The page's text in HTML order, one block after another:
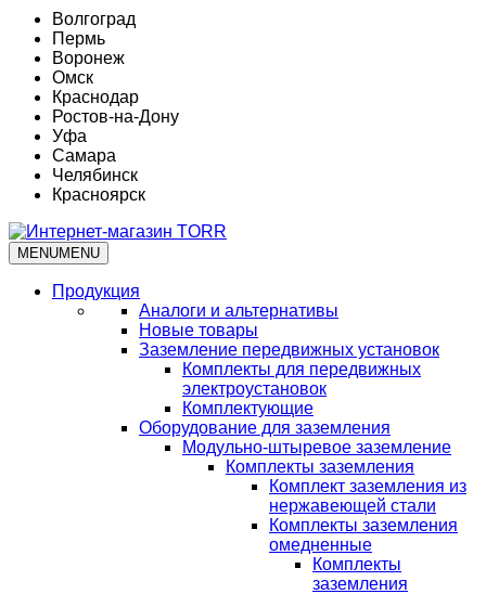
Волгоград
Пермь
Воронеж
Омск
Краснодар
Ростов-на-Дону
Уфа
Самара
Челябинск
Красноярск
MENUMENU
Продукция
Аналоги и альтернативы
Новые товары
Заземление передвижных установок
Комплекты для передвижных
электроустановок
Комплектующие
Оборудование для заземления
Модульно-штыревое заземление
Комплекты заземления
Комплект заземления из
нержавеющей стали
Комплекты заземления
омедненные
Комплекты
заземления